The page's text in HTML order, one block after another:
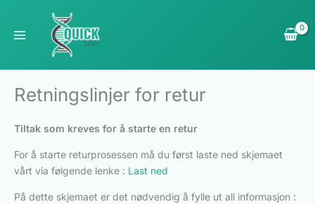
Retningslinjer for retur
Tiltak som kreves for å starte en retur
For å starte returprosessen må du først laste ned skjemaet
vårt via følgende lenke : Last ned
På dette skjemaet er det nødvendig å fylle ut all informasjon :